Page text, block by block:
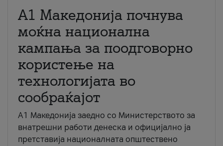
A1 Македонија почнува
моќна национална
кампања за поодговорно
користење на
технологијата во
сообраќајот
A1 Македонија заедно со Министерството за
внатрешни работи денеска и официјално ја
претставија националната општествено